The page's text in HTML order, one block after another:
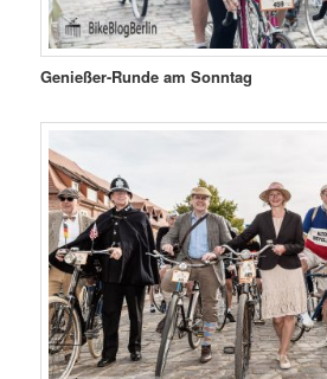
Genießer-Runde am Sonntag